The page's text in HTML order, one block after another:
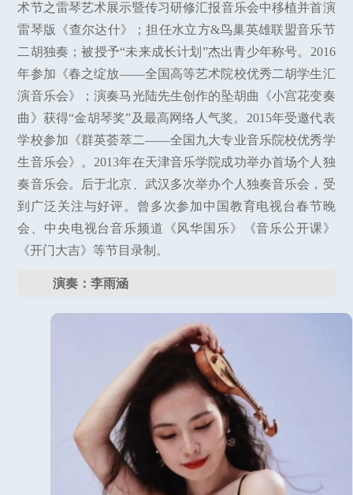
术节之雷琴艺术展示暨传习研修汇报音乐会中移植并首演
雷琴版《查尔达什》；担任水立方&鸟巢英雄联盟音乐节
二胡独奏；被授予“未来成长计划”杰出青少年称号。2016
年参加《春之绽放——全国高等艺术院校优秀二胡学生汇
演音乐会》；演奏马光陆先生创作的坠胡曲《小宫花变奏
曲》获得“金胡琴奖”及最高网络人气奖。2015年受邀代表
学校参加《群英荟萃二——全国九大专业音乐院校优秀学
生音乐会》。2013年在天津音乐学院成功举办首场个人独
奏音乐会。后于北京、武汉多次举办个人独奏音乐会，受
到广泛关注与好评。曾多次参加中国教育电视台春节晚
会、中央电视台音乐频道《风华国乐》《音乐公开课》
《开门大吉》等节目录制。
演奏：李雨涵